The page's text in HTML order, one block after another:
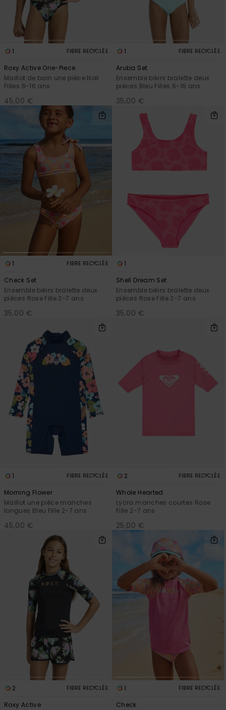
1 FIBRE RECYCLÉE
Roxy Active One-Piece
Maillot de bain une pièce Noir
Filles 6-16 ans
45,00 €
1 FIBRE RECYCLÉE
Aruba Set
Ensemble bikini bralette deux
pièces Bleu Filles 6-16 ans
35,00 €
1 FIBRE RECYCLÉE
Check Set
Ensemble bikini bralette deux
pièces Rose Fille 2-7 ans
35,00 €
1
Shell Dream Set
Ensemble bikini bralette deux
pièces Rose Fille 2-7 ans
35,00 €
1 FIBRE RECYCLÉE
Morning Flower
Maillot une pièce manches
longues Bleu Fille 2-7 ans
45,00 €
2 FIBRE RECYCLÉE
Whole Hearted
Lycra manches courtes Rose
Fille 2-7 ans
25,00 €
2 FIBRE RECYCLÉE
Roxy Active
1 FIBRE RECYCLÉE
Check